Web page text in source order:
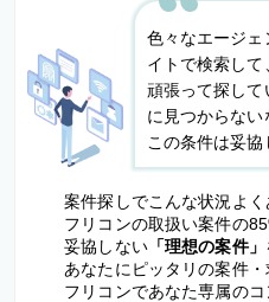
色々なエージ
イトで検索して
頑張って探し
に見つからない
この条件は妥協
案件探しでこんな状況よく
フリコンの取扱い案件の
妥協しない「理想の案件」
あなたにピッタリの案件・
フリコンであなた専属の